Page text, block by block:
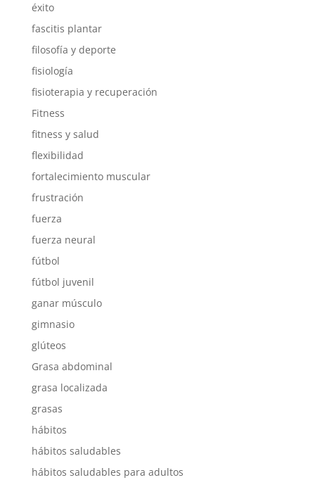
éxito
fascitis plantar
filosofía y deporte
fisiología
fisioterapia y recuperación
Fitness
fitness y salud
flexibilidad
fortalecimiento muscular
frustración
fuerza
fuerza neural
fútbol
fútbol juvenil
ganar músculo
gimnasio
glúteos
Grasa abdominal
grasa localizada
grasas
hábitos
hábitos saludables
hábitos saludables para adultos